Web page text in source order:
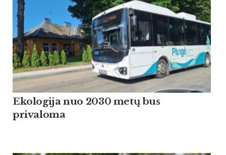
Ekologija nuo 2030 metų bus
privaloma